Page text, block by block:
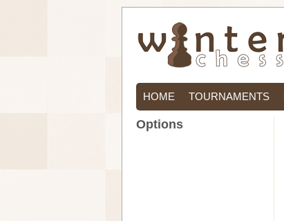
HOME TOURNAMENTS
Options